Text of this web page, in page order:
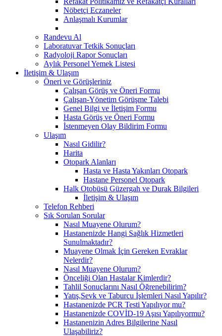
Nöbetçi Eczaneler
Anlaşmalı Kurumlar
Randevu Al
Laboratuvar Tetkik Sonuçları
Radyoloji Rapor Sonuçları
Aylık Personel Yemek Listesi
İletişim & Ulaşım
Öneri ve Görüşleriniz
Çalışan Görüş ve Öneri Formu
Çalışan-Yönetim Görüşme Talebi
Genel Bilgi ve İletişim Formu
Hasta Görüş ve Öneri Formu
İstenmeyen Olay Bildirim Formu
Ulaşım
Nasıl Gidilir?
Harita
Otopark Alanları
Hasta ve Hasta Yakınları Otopark
Hastane Personel Otopark
Halk Otobüsü Güzergah ve Durak Bilgileri
İletişim & Ulaşım
Telefon Rehberi
Sık Sorulan Sorular
Nasıl Muayene Olurum?
Hastanenizde Hangi Sağlık Hizmetleri
Sunulmaktadır?
Muayene Olmak İçin Gereken Evraklar
Nelerdir?
Nasıl Muayene Olurum?
Önceliği Olan Hastalar Kimlerdir?
Tahlil Sonuçlarını Nasıl Öğrenebilirim?
Yatış,Sevk ve Taburcu İşlemleri Nasıl Yapılır?
Hastanenizde PCR Testi Yapılıyor mu?
Hastanenizde COVİD-19 Aşısı Yapılıyormu?
Hastanenizin Adres Bilgilerine Nasıl
Ulaşabiliriz?